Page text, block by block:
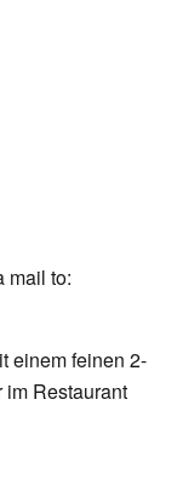
mail to:
einem feinen 2-
im Restaurant